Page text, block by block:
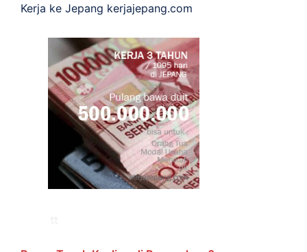
Kerja ke Jepang kerjajepang.com